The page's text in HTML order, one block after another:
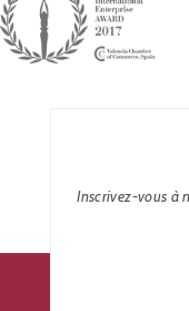
Inscrivez-vous à